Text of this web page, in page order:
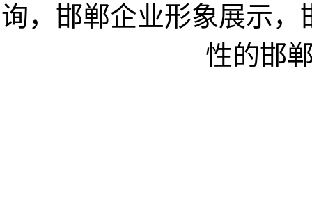
询，邯郸企业形象展示
性的邯